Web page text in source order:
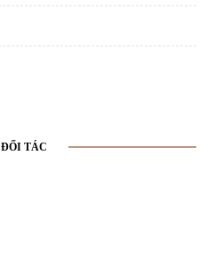
ĐỐI TÁC